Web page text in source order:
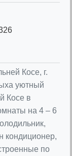
Косе, г.
уютный
Косе в
на 4 – 6
кондиционер,
по